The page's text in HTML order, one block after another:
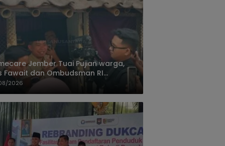
Jember Tuai Pujian warga,
Fawait dan Ombudsman RI
Layanan Kesehatan Rumah
2026